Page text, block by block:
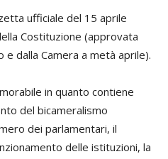
ufficiale del 15 aprile
Costituzione (approvata
e dalla Camera a metà aprile).
in quanto contiene
del bicameralismo
dei parlamentari, il
delle istituzioni, la